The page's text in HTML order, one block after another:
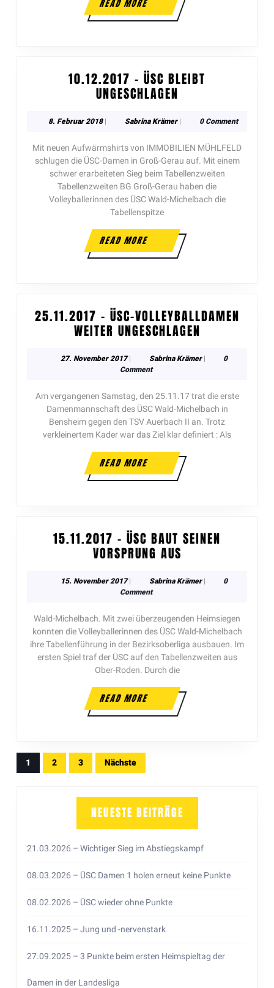
READ MORE
10.12.2017 – ÜSC BLEIBT
UNGESCHLAGEN
8. Februar 2018 | Sabrina Krämer | 0 Comment
Mit neuen Aufwärmshirts von IMMOBILIEN MÜHLFELD
schlugen die ÜSC-Damen in Groß-Gerau auf. Mit einem
schwer erarbeiteten Sieg beim Tabellenzweiten
Tabellenzweiten BG Groß-Gerau haben die
Volleyballerinnen des ÜSC Wald-Michelbach die
Tabellenspitze
READ MORE
25.11.2017 – ÜSC-VOLLEYBALLDAMEN
WEITER UNGESCHLAGEN
27. November 2017 | Sabrina Krämer |
0
Comment
Am vergangenen Samstag, den 25.11.17 trat die erste
Damenmannschaft des ÜSC Wald-Michelbach in
Bensheim gegen den TSV Auerbach II an. Trotz
verkleinertem Kader war das Ziel klar definiert : Als
READ MORE
15.11.2017 – ÜSC BAUT SEINEN
VORSPRUNG AUS
15. November 2017 | Sabrina Krämer |
0
Comment
Wald-Michelbach. Mit zwei überzeugenden Heimsiegen
konnten die Volleyballerinnen des ÜSC Wald-Michelbach
ihre Tabellenführung in der Bezirksoberliga ausbauen. Im
ersten Spiel traf der ÜSC auf den Tabellenzweiten aus
Ober-Roden. Durch die
READ MORE
1 2 3 Nächste
NEUESTE BEITRÄGE
21.03.2026 – Wichtiger Sieg im Abstiegskampf
08.03.2026 – ÜSC Damen 1 holen erneut keine Punkte
08.02.2026 – ÜSC wieder ohne Punkte
16.11.2025 – Jung und -nervenstark
27.09.2025 – 3 Punkte beim ersten Heimspieltag der
Damen in der Landesliga